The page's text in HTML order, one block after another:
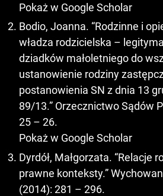
Pokaż w Google Scholar
Bodio, Joanna. “Rodzinne i
władza rodzicielska –
dziadków małoletniego do
ustanowienie rodziny
postanowienia SN z dnia 13
89/13.” Orzecznictwo Sądów
25 – 26.
Pokaż w Google Scholar
Dyrdół, Małgorzata. “Relacje
prawne konteksty.”
(2014): 281 – 296.